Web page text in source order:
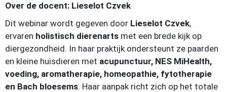
Over de docent: Lieselot Czvek
Dit webinar wordt gegeven door Lieselot Czvek,
ervaren holistisch dierenarts met een brede kijk op
diergezondheid. In haar praktijk ondersteunt ze paarden
en kleine huisdieren met acupunctuur, NES MiHealth,
voeding, aromatherapie, homeopathie, fytotherapie
en Bach bloesems. Haar aanpak richt zich op het totale